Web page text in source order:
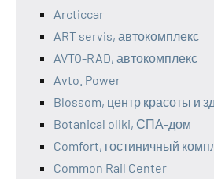
Arcticcar
ART servis, автокомплекс
AVTO-RAD, автокомплекс
Avto. Power
Blossom, центр красоты и
Botanical oliki, СПА-дом
Comfort, гостиничный
Common Rail Center